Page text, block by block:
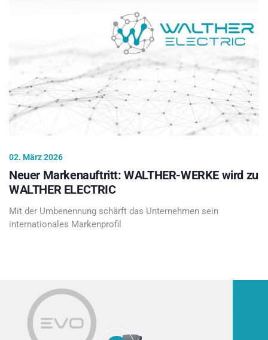
02. März 2026
Neuer Markenauftritt: WALTHER-WERKE wird zu
WALTHER ELECTRIC
Mit der Umbenennung schärft das Unternehmen sein
internationales Markenprofil